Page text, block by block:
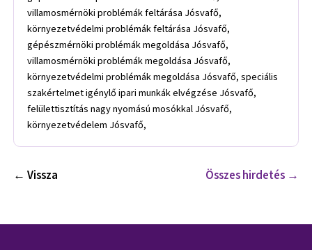
villamosmérnöki problémák feltárása Jósvafő,
környezetvédelmi problémák feltárása Jósvafő,
gépészmérnöki problémák megoldása Jósvafő,
villamosmérnöki problémák megoldása Jósvafő,
környezetvédelmi problémák megoldása Jósvafő, speciális
szakértelmet igénylő ipari munkák elvégzése Jósvafő,
felülettisztítás nagy nyomású mosókkal Jósvafő,
környezetvédelem Jósvafő,
← Vissza Összes hirdetés →